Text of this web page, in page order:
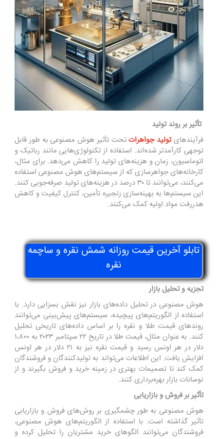
تأثیر بر روند تولید
فرآیندهایتولید جواهرات تحت تأثیر هوش مصنوعی به طور قابل
توجهی کارآمدتر شده‌اند. استفاده از تکنولوژی‌هایی مانند رباتیک و
اتوماسیون، زمان و هزینه‌های تولید را کاهش می‌دهد. برای مثال،
کارخانه‌های جواهرسازی که از سیستم‌های هوش مصنوعی استفاده
می‌کنند، می‌توانند تا ۳۰ درصد در هزینه‌های تولید صرفه‌جویی کنند.
این سیستم‌ها به بهینه‌سازی زنجیره تأمین، کنترل کیفیت و کاهش
هدررفت مواد اولیه کمک می‌کنند.
تابلو آخرین قیمت روزانه شمش نقره و ساچمه
نقره
تجزیه و تحلیل بازار
هوش مصنوعی در تحلیل داده‌های بازار نیز نقش بسزایی دارد. با
استفاده از الگوریتم‌های پیچیده، سیستم‌های پیش‌بینی می‌توانند
روندهای قیمت طلا و نقرهرا بر اساس داده‌های تاریخی تحلیل
کنند. به عنوان مثال، قیمت طلا در تاریخ ۲۲ سپتامبر ۲۰۲۳ به ۱،۸۰۰
دلار در هر اونس رسید و قیمت نقره نیز به ۲۱ دلار در هر اونس
افزایش یافت. این اطلاعات می‌تواند به تولیدکنندگان و فروشندگان
کمک کند تا تصمیمات بهتری در زمینه خرید و فروش بگیرند و از
نوسانات بازار بهره‌برداری کنند.
تأثیر بر فروش و بازاریابی
هوش مصنوعی به طور چشمگیری بر روش‌های فروش و بازاریابی
تأثیر گذاشته است. با استفاده از الگوریتم‌های هوش مصنوعی،
فروشندگان می‌توانند الگوهای خرید مشتریان را تحلیل کرده و